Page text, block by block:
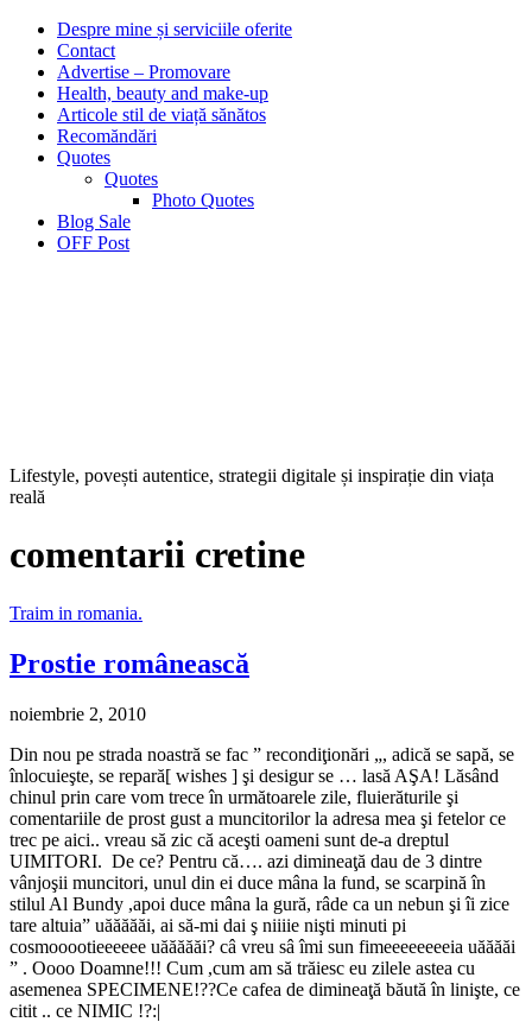
Despre mine și serviciile oferite
Contact
Advertise – Promovare
Health, beauty and make-up
Articole stil de viață sănătos
Recomăndări
Quotes
Quotes
Photo Quotes
Blog Sale
OFF Post
Lifestyle, povești autentice, strategii digitale și inspirație din viața
reală
comentarii cretine
Traim in romania.
Prostie românească
noiembrie 2, 2010
Din nou pe strada noastră se fac ” recondiţionări „, adică se sapă, se
înlocuieşte, se repară[ wishes ] şi desigur se … lasă AŞA! Lăsând
chinul prin care vom trece în următoarele zile, fluierăturile şi
comentariile de prost gust a muncitorilor la adresa mea şi fetelor ce
trec pe aici.. vreau să zic că aceşti oameni sunt de-a dreptul
UIMITORI. De ce? Pentru că…. azi dimineaţă dau de 3 dintre
vânjoşii muncitori, unul din ei duce mâna la fund, se scarpină în
stilul Al Bundy ,apoi duce mâna la gură, râde ca un nebun şi îi zice
tare altuia” uăăăăăi, ai să-mi dai ş niiiie nişti minuti pi
cosmooootieeeeee uăăăăăi? câ vreu sâ îmi sun fimeeeeeeeeia uăăăăi
” . Oooo Doamne!!! Cum ,cum am să trăiesc eu zilele astea cu
asemenea SPECIMENE!??Ce cafea de dimineaţă băută în linişte, ce
citit .. ce NIMIC !?:|